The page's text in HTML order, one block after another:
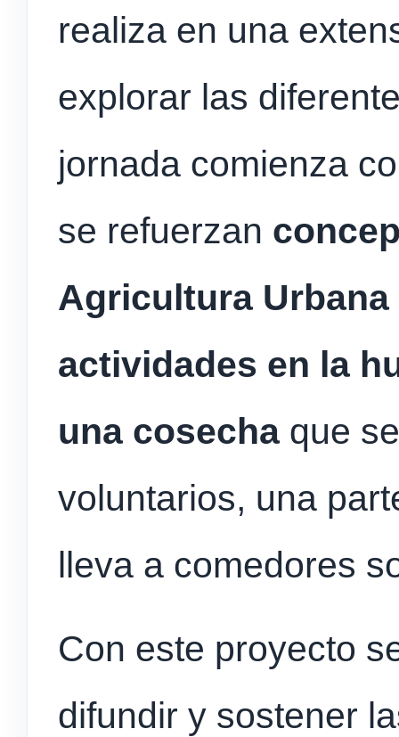
realiza en una
explorar las
jornada comienza
se refuerzan
Agricultura
actividades en la
una cosecha que
voluntarios, una
lleva a comedores
Con este proyecto
difundir y sostener